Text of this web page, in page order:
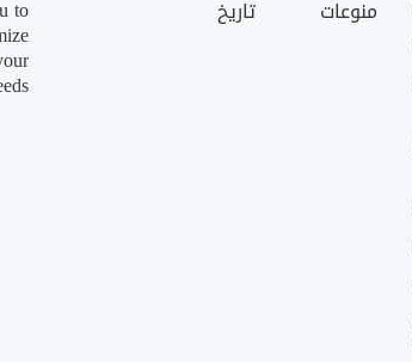
منوعات
تاريخ
to